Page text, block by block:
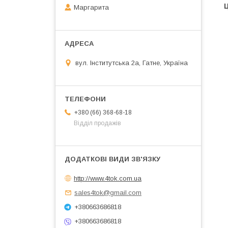
Маргарита
вул. Інститутська 2а, Гатне, Україна
+380 (66) 368-68-18
Відділ продажів
http://www.4tok.com.ua
sales4tok@gmail.com
+380663686818
+380663686818